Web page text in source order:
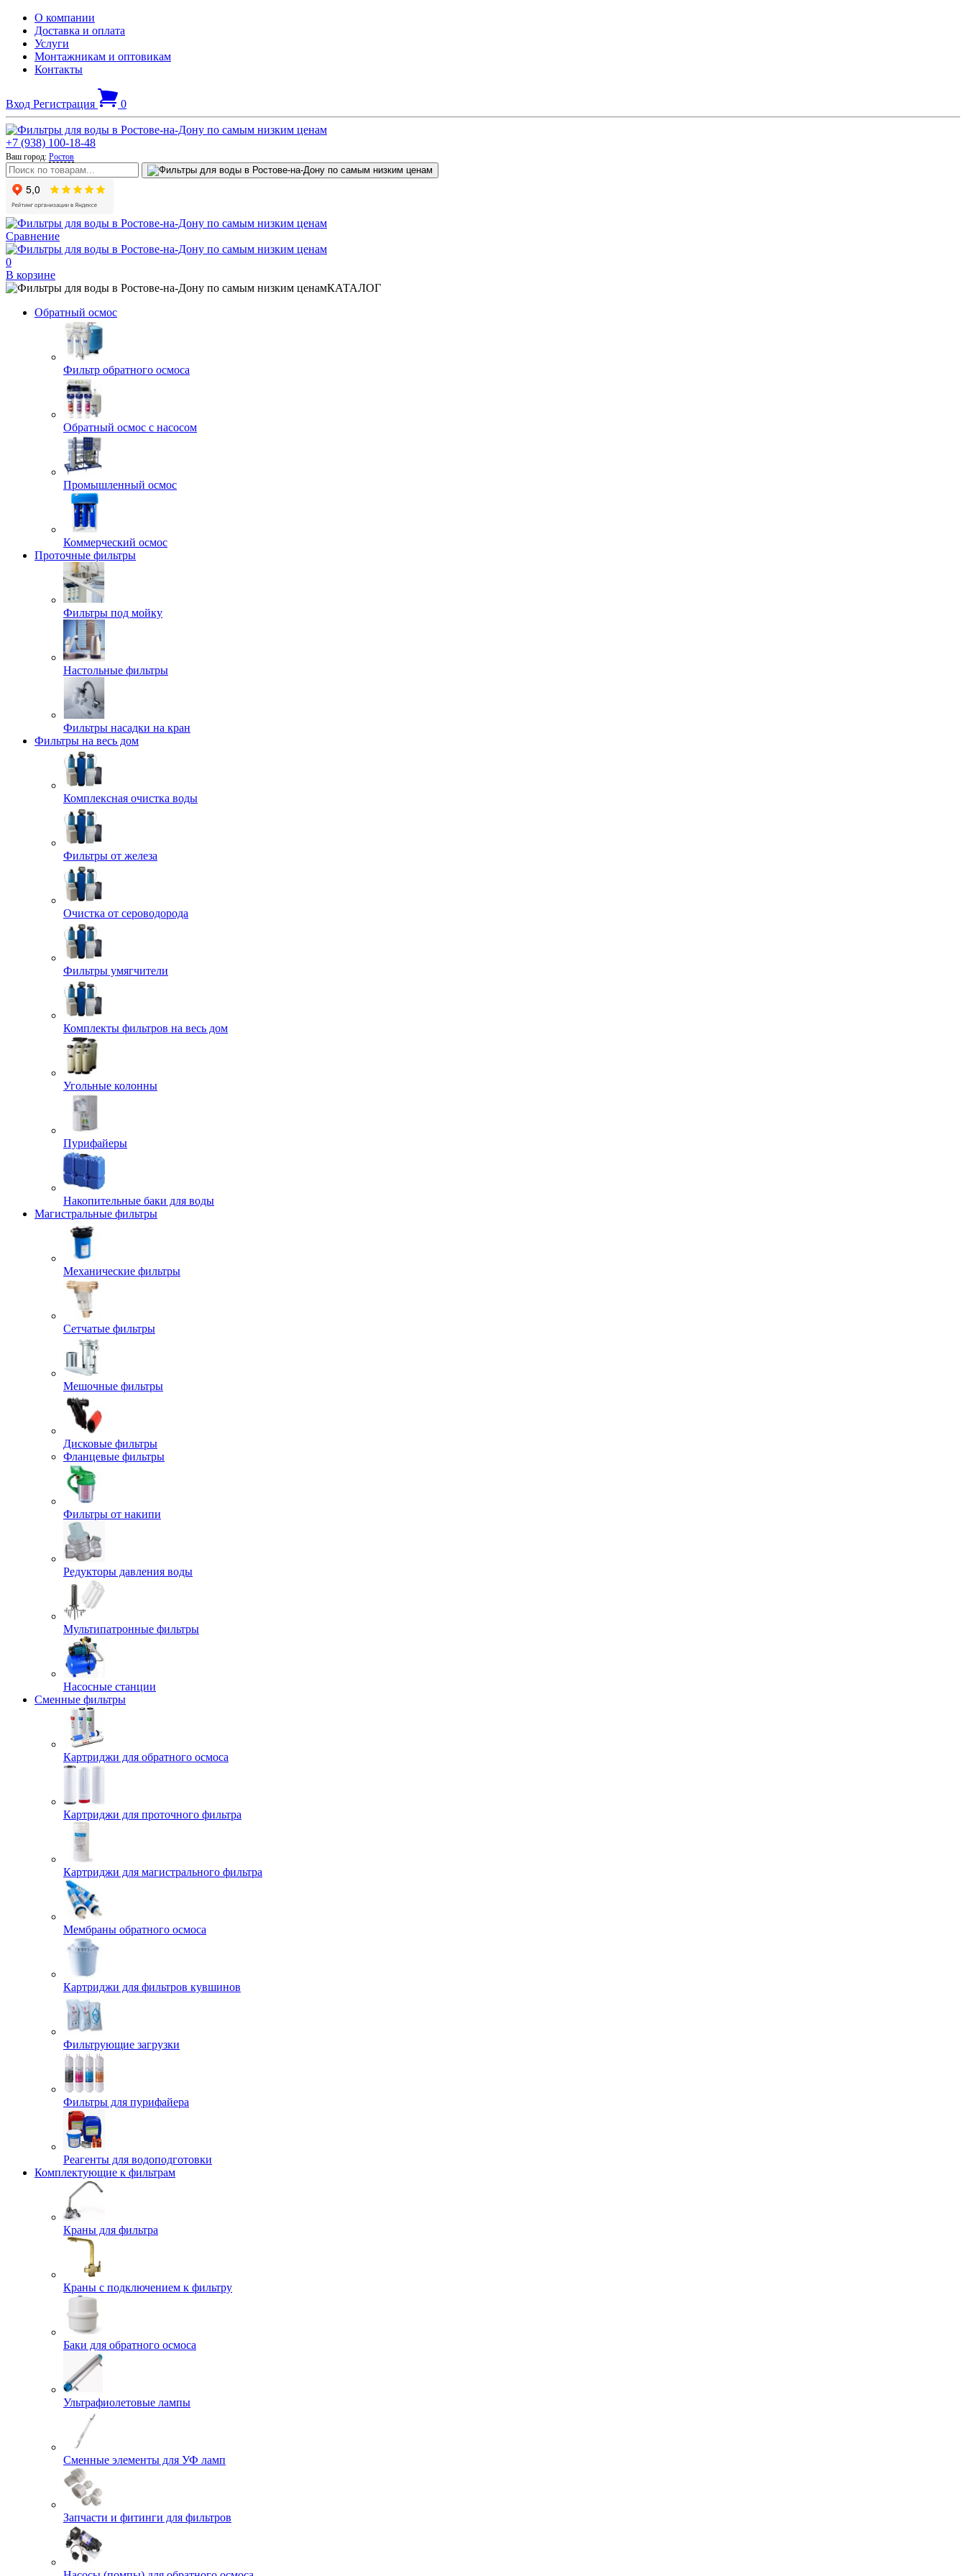
О компании
Доставка и оплата
Услуги
Монтажникам и оптовикам
Контакты
Вход Регистрация 0
+7 (938) 100-18-48
Ваш город: Ростов
Сравнение
0
В корзине
КАТАЛОГ
Обратный осмос
Фильтр обратного осмоса
Обратный осмос с насосом
Промышленный осмос
Коммерческий осмос
Проточные фильтры
Фильтры под мойку
Настольные фильтры
Фильтры насадки на кран
Фильтры на весь дом
Комплексная очистка воды
Фильтры от железа
Очистка от сероводорода
Фильтры умягчители
Комплекты фильтров на весь дом
Угольные колонны
Пурифайеры
Накопительные баки для воды
Магистральные фильтры
Механические фильтры
Сетчатые фильтры
Мешочные фильтры
Дисковые фильтры
Фланцевые фильтры
Фильтры от накипи
Редукторы давления воды
Мультипатронные фильтры
Насосные станции
Сменные фильтры
Картриджи для обратного осмоса
Картриджи для проточного фильтра
Картриджи для магистрального фильтра
Мембраны обратного осмоса
Картриджи для фильтров кувшинов
Фильтрующие загрузки
Фильтры для пурифайера
Реагенты для водоподготовки
Комплектующие к фильтрам
Краны для фильтра
Краны с подключением к фильтру
Баки для обратного осмоса
Ультрафиолетовые лампы
Сменные элементы для УФ ламп
Запчасти и фитинги для фильтров